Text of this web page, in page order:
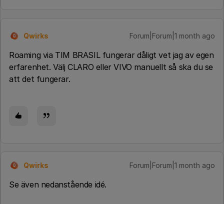
Q Qwirks Forum|Forum|1 month ago
Roaming via TIM BRASIL fungerar dåligt vet jag av egen
erfarenhet. Välj CLARO eller VIVO manuellt så ska du se
att det fungerar.
Q Qwirks Forum|Forum|1 month ago
Se även nedanstående idé.